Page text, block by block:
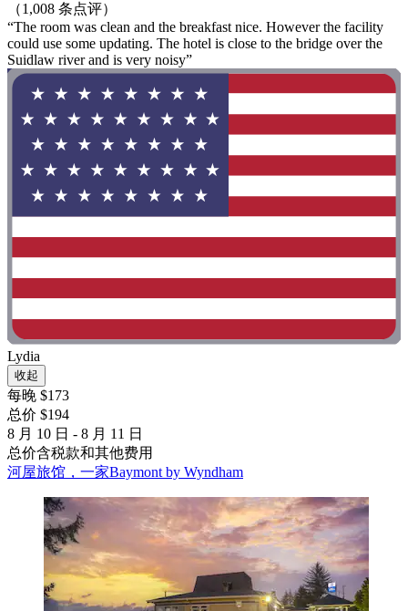
（1,008 条点评）
“The room was clean and the breakfast nice. However the facility
could use some updating. The hotel is close to the bridge over the
Suidlaw river and is very noisy”
Lydia
收起
每晚 $173
总价 $194
8 月 10 日 - 8 月 11 日
总价含税款和其他费用
河屋旅馆，一家Baymont by Wyndham